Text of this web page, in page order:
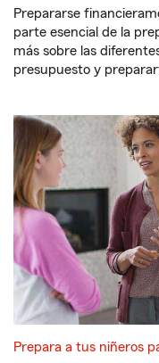
Prepararse
parte esencial de la
más sobre las
presupuesto y
Prepara a tus niñeros